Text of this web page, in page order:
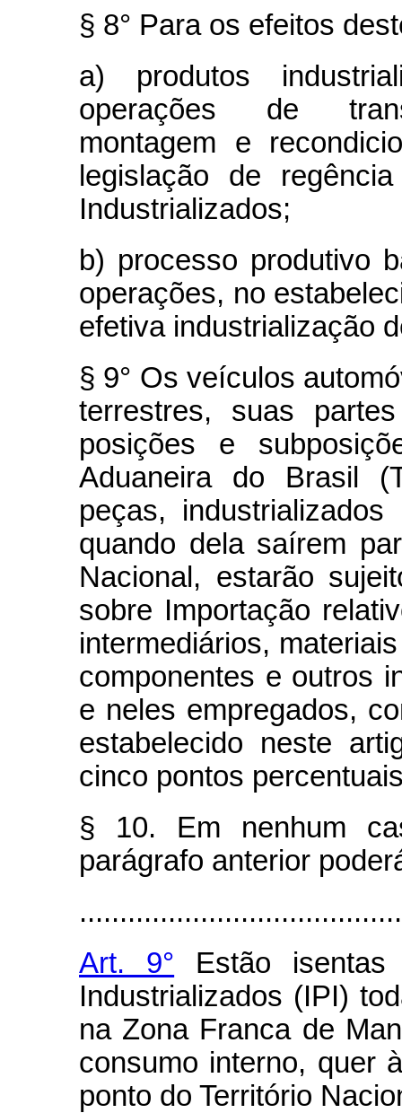
§ 8° Para os efeitos
a) produtos
operações de
montagem e
legislação de
Industrializados;
b) processo produtivo
operações, no
efetiva industrialização
§ 9° Os veículos
terrestres, suas
posições e
Aduaneira do Brasil
peças,
quando dela saírem
Nacional, estarão
sobre Importação
intermediários,
componentes e outros
e neles empregados,
estabelecido neste
cinco pontos
§ 10. Em nenhum
parágrafo anterior
Art. 9° Estão isentas
Industrializados (IPI)
na Zona Franca de
consumo interno, quer
ponto do Território